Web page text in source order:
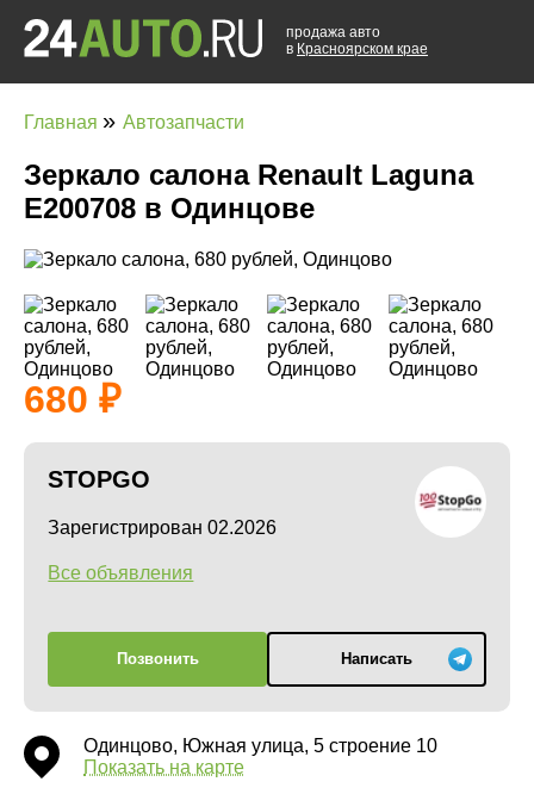
продажа авто
в Красноярском крае
Главная » Автозапчасти
Зеркало салона Renault Laguna
E200708 в Одинцове
680
STOPGO
Зарегистрирован 02.2026
Все объявления
Позвонить Написать
Одинцово, Южная улица, 5 строение 10
Показать на карте